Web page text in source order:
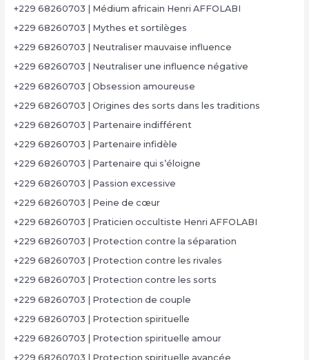
+229 68260703 | Médium africain Henri AFFOLABI
+229 68260703 | Mythes et sortilèges
+229 68260703 | Neutraliser mauvaise influence
+229 68260703 | Neutraliser une influence négative
+229 68260703 | Obsession amoureuse
+229 68260703 | Origines des sorts dans les traditions
+229 68260703 | Partenaire indifférent
+229 68260703 | Partenaire infidèle
+229 68260703 | Partenaire qui s’éloigne
+229 68260703 | Passion excessive
+229 68260703 | Peine de cœur
+229 68260703 | Praticien occultiste Henri AFFOLABI
+229 68260703 | Protection contre la séparation
+229 68260703 | Protection contre les rivales
+229 68260703 | Protection contre les sorts
+229 68260703 | Protection de couple
+229 68260703 | Protection spirituelle
+229 68260703 | Protection spirituelle amour
+229 68260703 | Protection spirituelle avancée